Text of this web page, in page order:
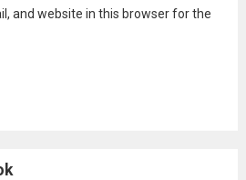
and website in this browser for the